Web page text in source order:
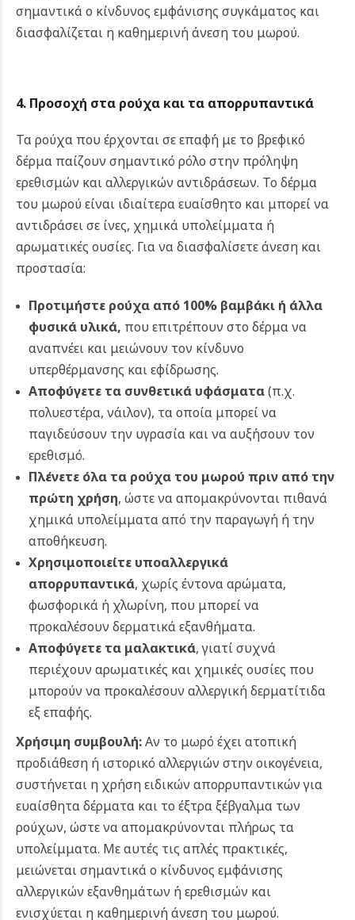
σημαντικά ο κίνδυνος εμφάνισης συγκάματος και
διασφαλίζεται η καθημερινή άνεση του μωρού.
4. Προσοχή στα ρούχα και τα απορρυπαντικά
Τα ρούχα που έρχονται σε επαφή με το βρεφικό
δέρμα παίζουν σημαντικό ρόλο στην πρόληψη
ερεθισμών και αλλεργικών αντιδράσεων. Το δέρμα
του μωρού είναι ιδιαίτερα ευαίσθητο και μπορεί να
αντιδράσει σε ίνες, χημικά υπολείμματα ή
αρωματικές ουσίες. Για να διασφαλίσετε άνεση και
προστασία:
Προτιμήστε ρούχα από 100% βαμβάκι ή άλλα
φυσικά υλικά, που επιτρέπουν στο δέρμα να
αναπνέει και μειώνουν τον κίνδυνο
υπερθέρμανσης και εφίδρωσης.
Αποφύγετε τα συνθετικά υφάσματα(π.χ.
πολυεστέρα, νάιλον), τα οποία μπορεί να
παγιδεύσουν την υγρασία και να αυξήσουν τον
ερεθισμό.
Πλένετε όλα τα ρούχα του μωρού πριν από την
πρώτη χρήση, ώστε να απομακρύνονται πιθανά
χημικά υπολείμματα από την παραγωγή ή την
αποθήκευση.
Χρησιμοποιείτε υποαλλεργικά
απορρυπαντικά, χωρίς έντονα αρώματα,
φωσφορικά ή χλωρίνη, που μπορεί να
προκαλέσουν δερματικά εξανθήματα.
Αποφύγετε τα μαλακτικά, γιατί συχνά
περιέχουν αρωματικές και χημικές ουσίες που
μπορούν να προκαλέσουν αλλεργική δερματίτιδα
εξ επαφής.
Χρήσιμη συμβουλή:Αν το μωρό έχει ατοπική
προδιάθεση ή ιστορικό αλλεργιών στην οικογένεια,
συστήνεται η χρήση ειδικών απορρυπαντικών για
ευαίσθητα δέρματα και το έξτρα ξέβγαλμα των
ρούχων, ώστε να απομακρύνονται πλήρως τα
υπολείμματα. Με αυτές τις απλές πρακτικές,
μειώνεται σημαντικά ο κίνδυνος εμφάνισης
αλλεργικών εξανθημάτων ή ερεθισμών και
ενισχύεται η καθημερινή άνεση του μωρού.